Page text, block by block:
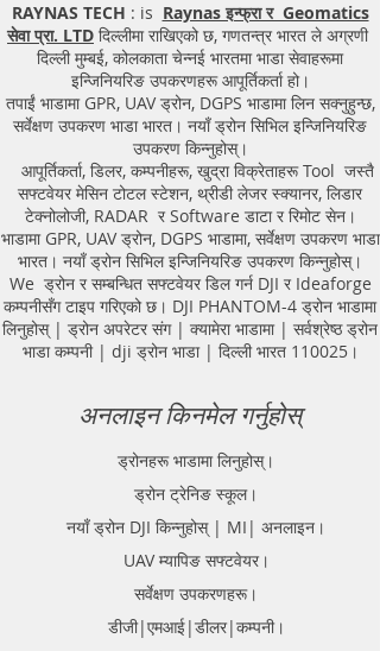
Surface Utility Scanner |Locator,
Equipment. Instrument, GPR
Survey machine in Chhattisgarh,
.Ground Penetrating Radar
Equipment. GPR Survey companies
in Gaya, Ground Penetrating Radar,
| RAYNAS | TECH. GPR SUE Survey,
Ground Penetrating Radar Provider
Companies Survey,Underground
Utility Scanner Locator
Mapping.GPR(Ground Penetrating
Radar) Survey Provider . We
provide consolidated complete
solution to create detailed digital
lines in GIS platform.This exercise
helps in detection of buried
utilities (pipes, cables, etc.) for
excavation planning and damage
avoidance. Ground Penetrating
Radar Provider Companies Survey,
Underground Utility Scanner
Locator Mapping. India
GPR(Ground Penetrating Radar)
Survey Provider. We provide
RAYNAS TECH : is Raynas इन्फ्रा र Geomatics
सेवा प्रा. LTD दिल्लीमा राखिएको छ, गणतन्त्र भारत ले अग्रणी
दिल्ली मुम्बई, कोलकाता चेन्नई भारतमा भाडा सेवाहरूमा
इन्जिनियरिङ उपकरणहरू आपूर्तिकर्ता हो।
तपाईं भाडामा GPR, UAV ड्रोन, DGPS भाडामा लिन सक्नुहुन्छ,
सर्वेक्षण उपकरण भाडा भारत। नयाँ ड्रोन सिभिल इन्जिनियरिङ
उपकरण किन्नुहोस्।
आपूर्तिकर्ता, डिलर, कम्पनीहरू, खुद्रा विक्रेताहरू Tool जस्तै
सफ्टवेयर मेसिन टोटल स्टेशन, थ्रीडी लेजर स्क्यानर, लिडार
टेक्नोलोजी, RADAR र Software डाटा र रिमोट सेन।
भाडामा GPR, UAV ड्रोन, DGPS भाडामा, सर्वेक्षण उपकरण भाडा
भारत। नयाँ ड्रोन सिभिल इन्जिनियरिङ उपकरण किन्नुहोस्।
We ड्रोन र सम्बन्धित सफ्टवेयर डिल गर्न DJI र Ideaforge
कम्पनीसँग टाइप गरिएको छ। DJI PHANTOM-4 ड्रोन भाडामा
लिनुहोस् | ड्रोन अपरेटर संग | क्यामेरा भाडामा | सर्वश्रेष्ठ ड्रोन
भाडा कम्पनी | dji ड्रोन भाडा | दिल्ली भारत 110025।
अनलाइन किनमेल गर्नुहोस्
ड्रोनहरू भाडामा लिनुहोस्।
ड्रोन ट्रेनिङ स्कूल।
नयाँ ड्रोन DJI किन्नुहोस् | MI| अनलाइन।
UAV म्यापिङ सफ्टवेयर।
सर्वेक्षण उपकरणहरू।
डीजी|एमआई|डीलर|कम्पनी।